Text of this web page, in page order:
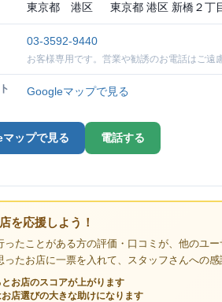
東京都 港区 東京都 港区 新橋２丁
03-3592-9440
お客様専用です。営業や勧誘のお電話はご遠
Googleマップで見る
ップで見る 電話する
を応援しよう！
ったことがある方の評価・口コミが、他のユー
ったお店に一票を入れて、スタッフさんへの感
お店のスコアが上がります
店選びの大きな助けになります